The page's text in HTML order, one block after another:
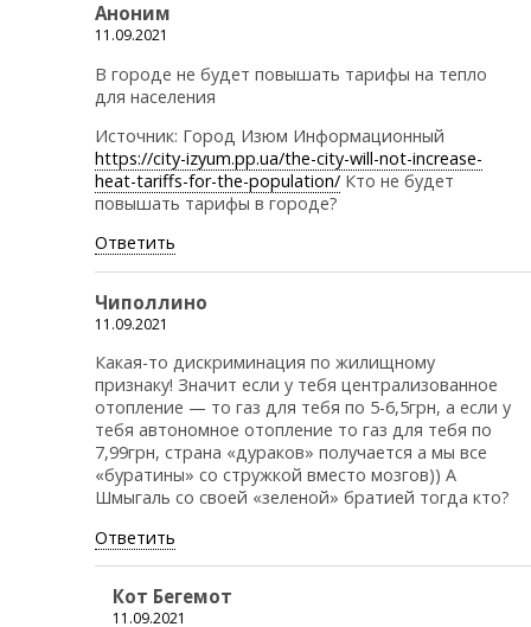
Аноним
11.09.2021
В городе не будет повышать тарифы на тепло
для населения
Источник: Город Изюм Информационный
https://city-izyum.pp.ua/the-city-will-not-increase-
heat-tariffs-for-the-population/ Кто не будет
повышать тарифы в городе?
Ответить
Чиполлино
11.09.2021
Какая-то дискриминация по жилищному
признаку! Значит если у тебя централизованное
отопление — то газ для тебя по 5-6,5грн, а если у
тебя автономное отопление то газ для тебя по
7,99грн, страна «дураков» получается а мы все
«буратины» со стружкой вместо мозгов)) А
Шмыгаль со своей «зеленой» братией тогда кто?
Ответить
Кот Бегемот
11.09.2021